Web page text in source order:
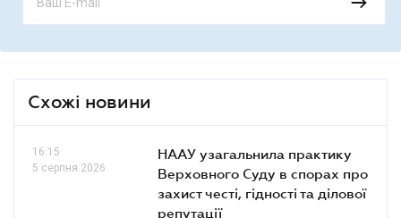
Схожі новини
16.15
5 серпня 2026
НААУ узагальнила практику
Верховного Суду в спорах про
захист честі, гідності та ділової
репутації